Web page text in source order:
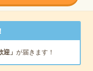
」 が届きます！